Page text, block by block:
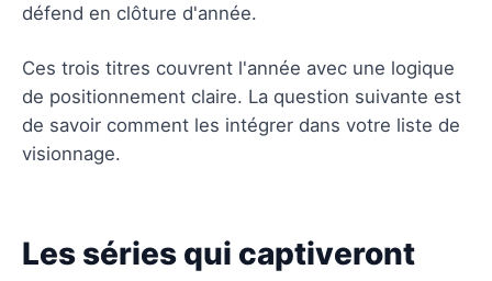
défend en clôture d'année.
Ces trois titres couvrent l'année avec une logique
de positionnement claire. La question suivante est
de savoir comment les intégrer dans votre liste de
visionnage.
Les séries qui captiveront